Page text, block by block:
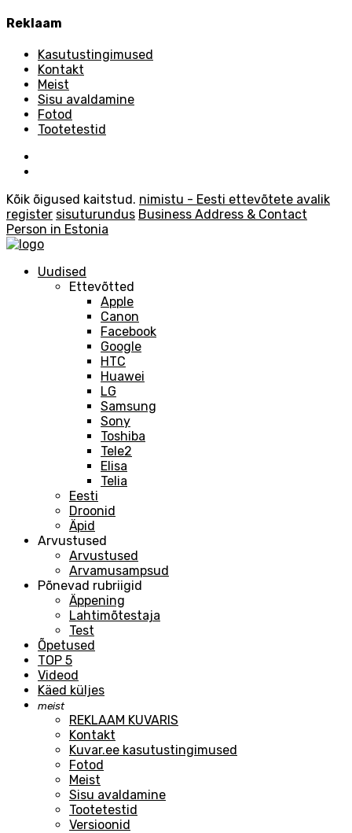
Reklaam
Kasutustingimused
Kontakt
Meist
Sisu avaldamine
Fotod
Tootetestid
Kõik õigused kaitstud. nimistu - Eesti ettevõtete avalik
register sisuturundus Business Address & Contact
Person in Estonia
Uudised
Ettevõtted
Apple
Canon
Facebook
Google
HTC
Huawei
LG
Samsung
Sony
Toshiba
Tele2
Elisa
Telia
Eesti
Droonid
Äpid
Arvustused
Arvustused
Arvamusampsud
Põnevad rubriigid
Äppening
Lahtimõtestaja
Test
Õpetused
TOP 5
Videod
Käed küljes
meist
REKLAAM KUVARIS
Kontakt
Kuvar.ee kasutustingimused
Fotod
Meist
Sisu avaldamine
Tootetestid
Versioonid